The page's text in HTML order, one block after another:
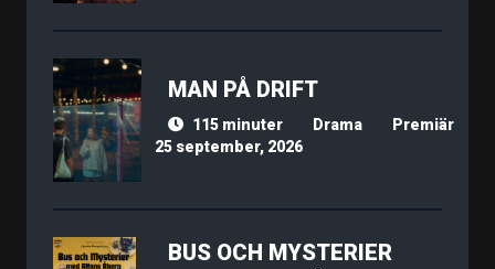
MAN PÅ DRIFT
115 minuter Drama
Premiär
25 september, 2026
BUS OCH MYSTERIER